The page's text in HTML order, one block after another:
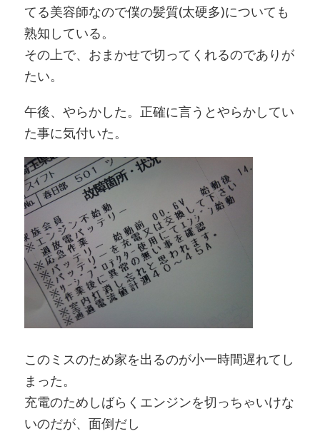
てる美容師なので僕の髪質(太硬多)についても
熟知している。
その上で、おまかせで切ってくれるのでありが
たい。
午後、やらかした。正確に言うとやらかしてい
た事に気付いた。
このミスのため家を出るのが小一時間遅れてし
まった。
充電のためしばらくエンジンを切っちゃいけな
いのだが、面倒だし